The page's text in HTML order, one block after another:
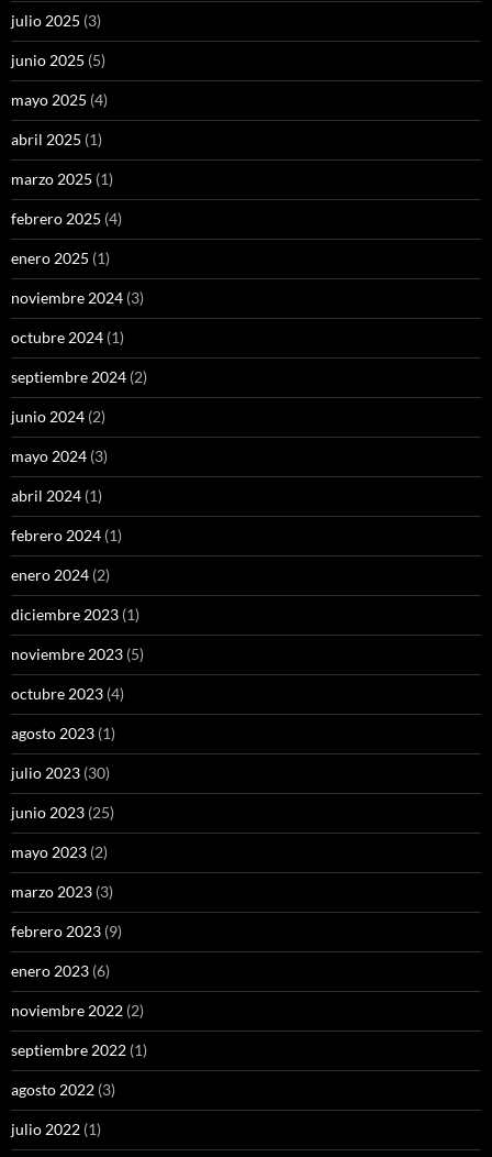
julio 2025 (3)
junio 2025 (5)
mayo 2025 (4)
abril 2025 (1)
marzo 2025 (1)
febrero 2025 (4)
enero 2025 (1)
noviembre 2024 (3)
octubre 2024 (1)
septiembre 2024 (2)
junio 2024 (2)
mayo 2024 (3)
abril 2024 (1)
febrero 2024 (1)
enero 2024 (2)
diciembre 2023 (1)
noviembre 2023 (5)
octubre 2023 (4)
agosto 2023 (1)
julio 2023 (30)
junio 2023 (25)
mayo 2023 (2)
marzo 2023 (3)
febrero 2023 (9)
enero 2023 (6)
noviembre 2022 (2)
septiembre 2022 (1)
agosto 2022 (3)
julio 2022 (1)